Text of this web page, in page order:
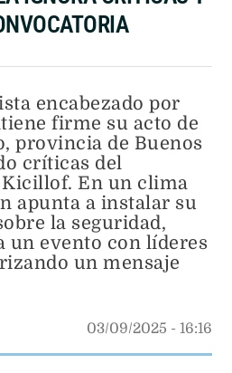
encabezado por
firme su acto de
provincia de Buenos
críticas del
En un clima
apunta a instalar su
la seguridad,
un evento con líderes
un mensaje
03/09/2025 - 16:16